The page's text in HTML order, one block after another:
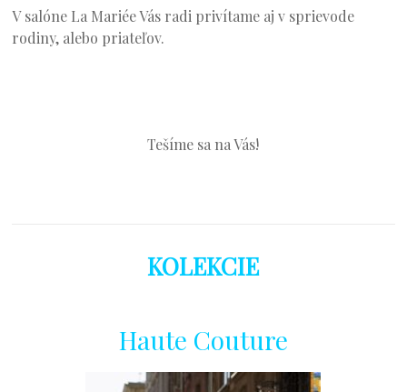
V salóne La Mariée Vás radi privítame aj v sprievode
rodiny, alebo priateľov.
Tešíme sa na Vás!
KOLEKCIE
Haute Couture